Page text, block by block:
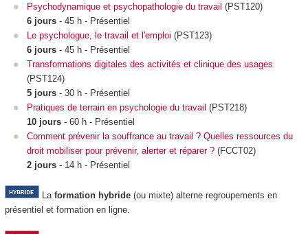
Psychodynamique et psychopathologie du travail (PST120)
6 jours - 45 h - Présentiel
Le psychologue, le travail et l'emploi (PST123)
6 jours - 45 h - Présentiel
Transformations digitales des activités et clinique des usages
(PST124)
5 jours - 30 h - Présentiel
Pratiques de terrain en psychologie du travail (PST218)
10 jours - 60 h - Présentiel
Comment prévenir la souffrance au travail ? Quelles ressources du
droit mobiliser pour prévenir, alerter et réparer ? (FCCT02)
2 jours - 14 h - Présentiel
La formation hybride(ou mixte) alterne regroupements en
présentiel et formation en ligne.